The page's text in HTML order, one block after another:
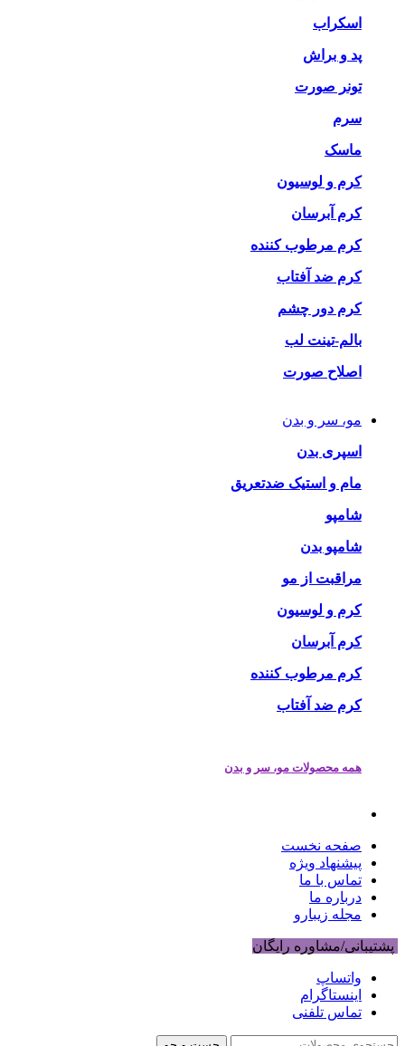
اسکراب
پد و براش
تونر صورت
سرم
ماسک
کرم و لوسیون
کرم آبرسان
کرم مرطوب کننده
کرم ضد آفتاب
کرم دور چشم
بالم-تینت لب
اصلاح صورت
مو، سر و بدن
اسپری بدن
مام و استیک ضدتعریق
شامپو
شامپو بدن
مراقبت از مو
کرم و لوسیون
کرم آبرسان
کرم مرطوب کننده
کرم ضد آفتاب
همه محصولات مو، سر و بدن
صفحه نخست
پیشنهاد ویژه
تماس با ما
درباره ما
مجله زیبارو
پشتیبانی/مشاوره رایگان
واتساپ
اینستاگرام
تماس تلفنی